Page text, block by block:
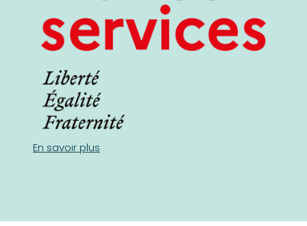
En savoir plus